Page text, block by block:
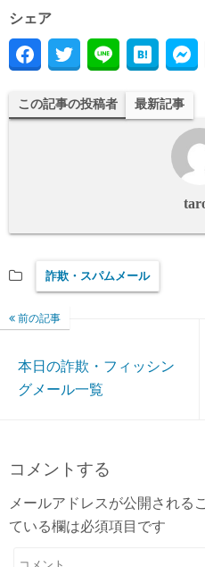
シェア
この記事の投稿者 最新記事
詐欺・スパムメール
前の記事
本日の詐欺・フィッシン
グメール一覧
コメントする
メールアドレスが公開される
ている欄は必須項目です